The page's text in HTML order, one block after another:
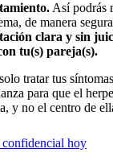
Así podrás
de manera
clara y sin
tu(s) pareja(s).
tratar tus
para que el
y no el centro de
hoy